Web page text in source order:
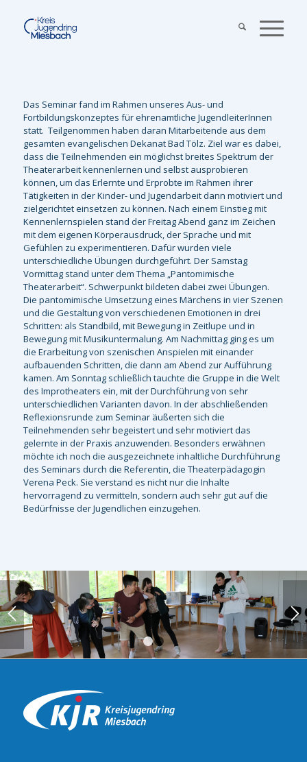
Das Seminar fand im Rahmen unseres Aus- und
Fortbildungskonzeptes für ehrenamtliche JugendleiterInnen
statt. Teilgenommen haben daran Mitarbeitende aus dem
gesamten evangelischen Dekanat Bad Tölz. Ziel war es dabei,
dass die Teilnehmenden ein möglichst breites Spektrum der
Theaterarbeit kennenlernen und selbst ausprobieren
können, um das Erlernte und Erprobte im Rahmen ihrer
Tätigkeiten in der Kinder- und Jugendarbeit dann motiviert und
zielgerichtet einsetzen zu können. Nach einem Einstieg mit
Kennenlernspielen stand der Freitag Abend ganz im Zeichen
mit dem eigenen Körperausdruck, der Sprache und mit
Gefühlen zu experimentieren. Dafür wurden viele
unterschiedliche Übungen durchgeführt. Der Samstag
Vormittag stand unter dem Thema „Pantomimische
Theaterarbeit“. Schwerpunkt bildeten dabei zwei Übungen.
Die pantomimische Umsetzung eines Märchens in vier Szenen
und die Gestaltung von verschiedenen Emotionen in drei
Schritten: als Standbild, mit Bewegung in Zeitlupe und in
Bewegung mit Musikuntermalung. Am Nachmittag ging es um
die Erarbeitung von szenischen Anspielen mit einander
aufbauenden Schritten, die dann am Abend zur Aufführung
kamen. Am Sonntag schließlich tauchte die Gruppe in die Welt
des Improtheaters ein, mit der Durchführung von sehr
unterschiedlichen Varianten davon. In der abschließenden
Reflexionsrunde zum Seminar äußerten sich die
Teilnehmenden sehr begeistert und sehr motiviert das
gelernte in der Praxis anzuwenden. Besonders erwähnen
möchte ich noch die ausgezeichnete inhaltliche Durchführung
des Seminars durch die Referentin, die Theaterpädagogin
Verena Peck. Sie verstand es nicht nur die Inhalte
hervorragend zu vermitteln, sondern auch sehr gut auf die
Bedürfnisse der Jugendlichen einzugehen.
1 2